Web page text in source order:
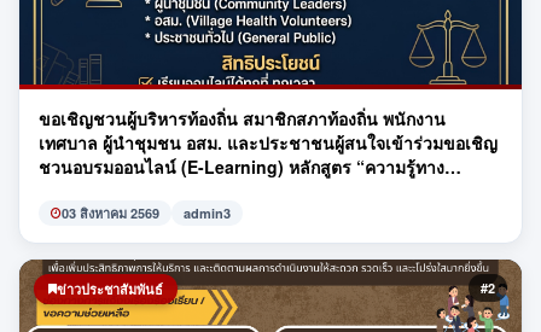
ขอเชิญชวนผู้บริหารท้องถิ่น สมาชิกสภาท้องถิ่น พนักงาน
เทศบาล ผู้นำชุมชน อสม. และประชาชนผู้สนใจเข้าร่วมขอเชิญ
ชวนอบรมออนไลน์ (E-Learning) หลักสูตร “ความรู้ทาง
03 สิงหาคม 2569 admin3
ข่าวประชาสัมพันธ์ #2